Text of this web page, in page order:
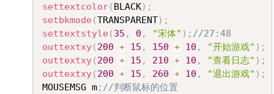
settextcolor( BLACK) ;
setbkmode(TRANSPARENT) ;
settextstyle( 35 , 0 , "宋体" ) ; //27:48
outtextxy( 200 + 15 , 150 + 10 , "开始游戏" ) ;
outtextxy( 200 + 15 , 210 + 10 , "查看日志" ) ;
outtextxy( 200 + 15 , 260 + 10 , "退出游戏" ) ;
MOUSEMSG m; //判断鼠标的位置